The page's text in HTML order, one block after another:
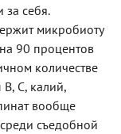
за себя.
микробиоту
90 процентов
количестве
С, калий,
вообще
съедобной